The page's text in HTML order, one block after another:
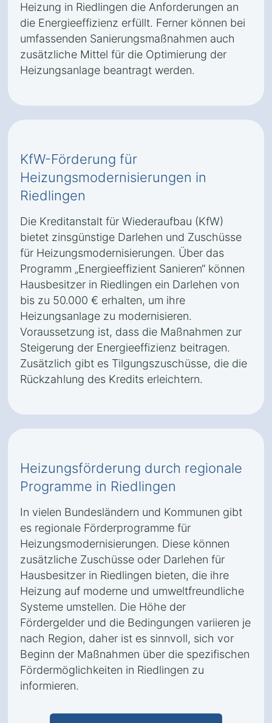
Heizung in Riedlingen die Anforderungen an
die Energieeffizienz erfüllt. Ferner können bei
umfassenden Sanierungsmaßnahmen auch
zusätzliche Mittel für die Optimierung der
Heizungsanlage beantragt werden.
KfW-Förderung für
Heizungsmodernisierungen in
Riedlingen
Die Kreditanstalt für Wiederaufbau (KfW)
bietet zinsgünstige Darlehen und Zuschüsse
für Heizungsmodernisierungen. Über das
Programm „Energieeffizient Sanieren“ können
Hausbesitzer in Riedlingen ein Darlehen von
bis zu 50.000 € erhalten, um ihre
Heizungsanlage zu modernisieren.
Voraussetzung ist, dass die Maßnahmen zur
Steigerung der Energieeffizienz beitragen.
Zusätzlich gibt es Tilgungszuschüsse, die die
Rückzahlung des Kredits erleichtern.
Heizungsförderung durch regionale
Programme in Riedlingen
In vielen Bundesländern und Kommunen gibt
es regionale Förderprogramme für
Heizungsmodernisierungen. Diese können
zusätzliche Zuschüsse oder Darlehen für
Hausbesitzer in Riedlingen bieten, die ihre
Heizung auf moderne und umweltfreundliche
Systeme umstellen. Die Höhe der
Fördergelder und die Bedingungen variieren je
nach Region, daher ist es sinnvoll, sich vor
Beginn der Maßnahmen über die spezifischen
Fördermöglichkeiten in Riedlingen zu
informieren.